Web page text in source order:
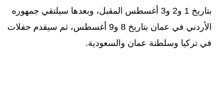
بتاريخ 1 و2 و3 أغسطس المقبل، وبعدها سيلتقي جمهوره
الأردني في عمان بتاريخ 8 و9 أغسطس، ثم سيقدم حفلات
في تركيا وسلطنة عمان والسعودية.